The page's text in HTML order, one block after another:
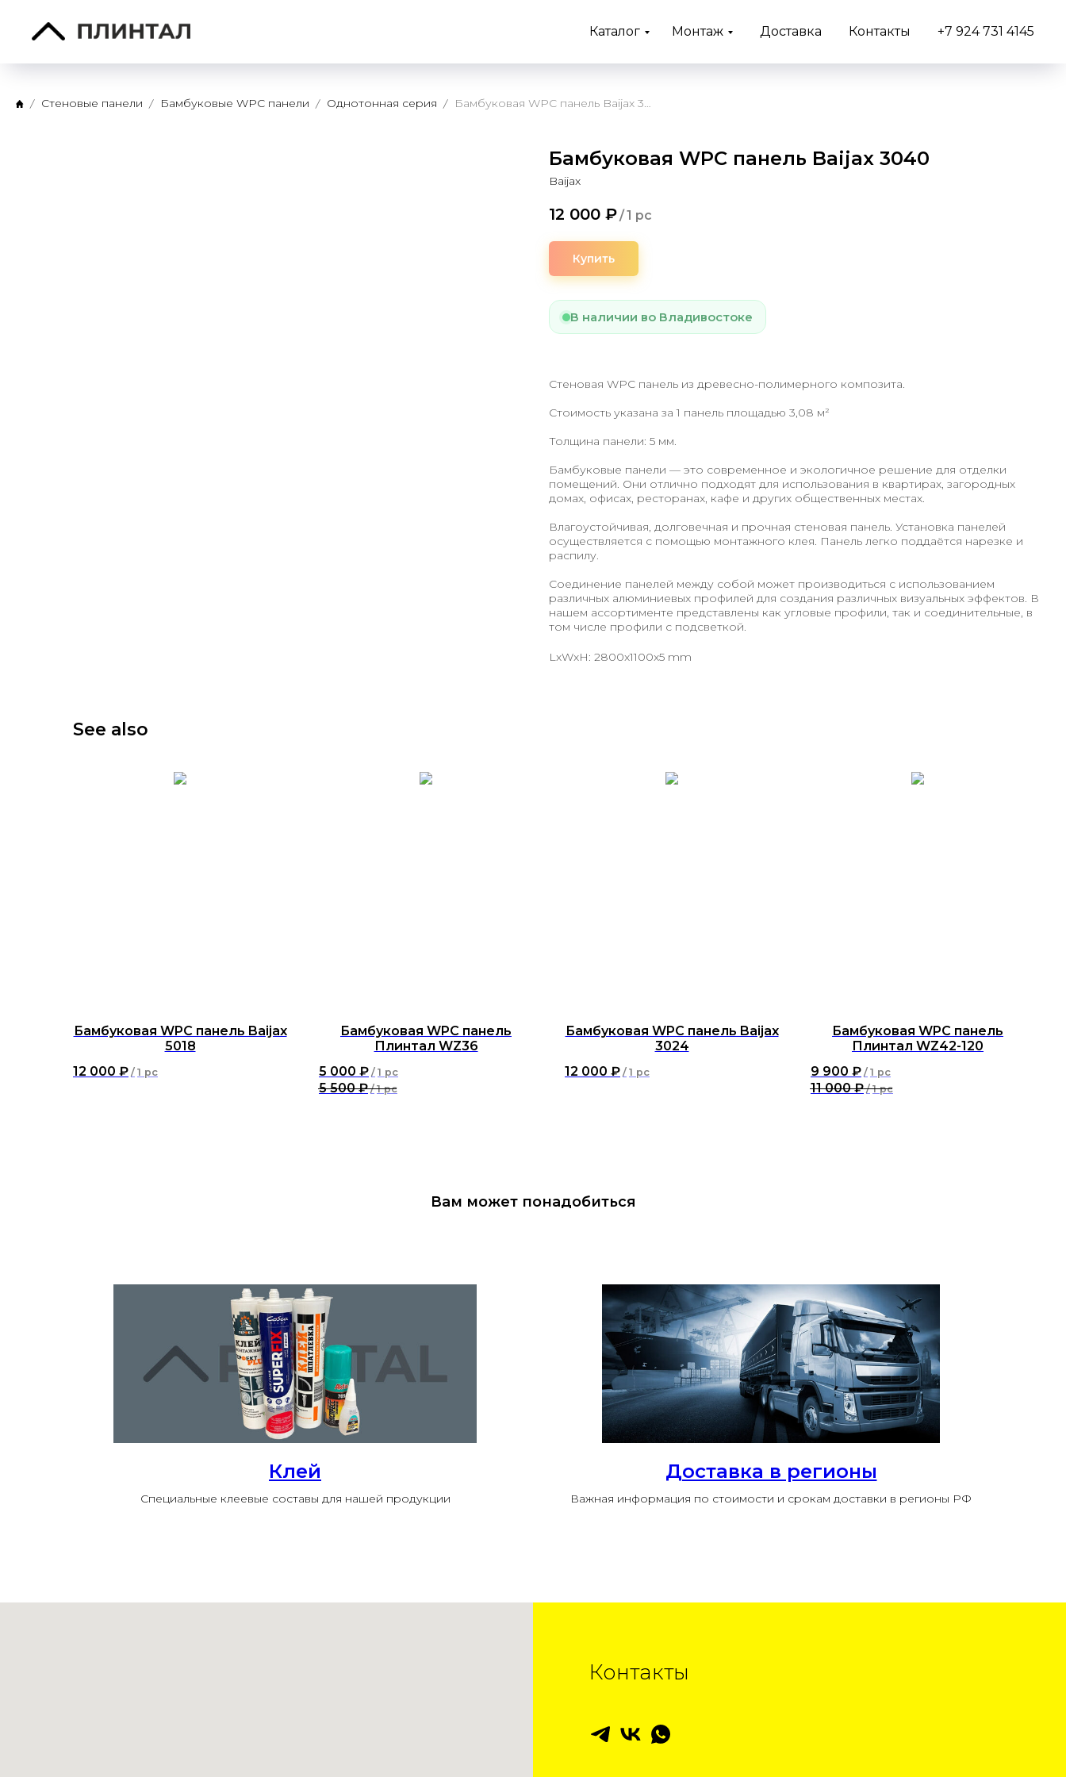
Каталог Монтаж Доставка Контакты +7 924 731 4145
Стеновые панели Бамбуковые WPC панели Однотонная серия Бамбуковая WPC панель Baijax 3040
Бамбуковая WPC панель Baijax 3040
Baijax
12 000 ₽/1 pc
Купить
В наличии во Владивостоке
Стеновая WPC панель из древесно-полимерного композита.
Стоимость указана за 1 панель площадью 3,08 м²
Толщина панели: 5 мм.
Бамбуковые панели — это современное и экологичное решение для отделки
помещений. Они отлично подходят для использования в квартирах, загородных
домах, офисах, ресторанах, кафе и других общественных местах.
Влагоустойчивая, долговечная и прочная стеновая панель. Установка панелей
осуществляется с помощью монтажного клея. Панель легко поддаётся нарезке и
распилу.
Соединение панелей между собой может производиться с использованием
различных алюминиевых профилей для создания различных визуальных эффектов. В
нашем ассортименте представлены как угловые профили, так и соединительные, в
том числе профили с подсветкой.
LxWxH: 2800x1100x5 mm
See also
Бамбуковая WPC панель Baijax
5018
12 000 ₽ / 1 pc
Бамбуковая WPC панель
Плинтал WZ36
5 000 ₽ / 1 pc
5 500 ₽ / 1 pc
Бамбуковая WPC панель Baijax
3024
12 000 ₽ / 1 pc
Бамбуковая WPC панель
Плинтал WZ42-120
9 900 ₽ / 1 pc
11 000 ₽ / 1 pc
Вам может понадобиться
Клей
Специальные клеевые составы для нашей продукции
Доставка в регионы
Важная информация по стоимости и срокам доставки в регионы РФ
Контакты